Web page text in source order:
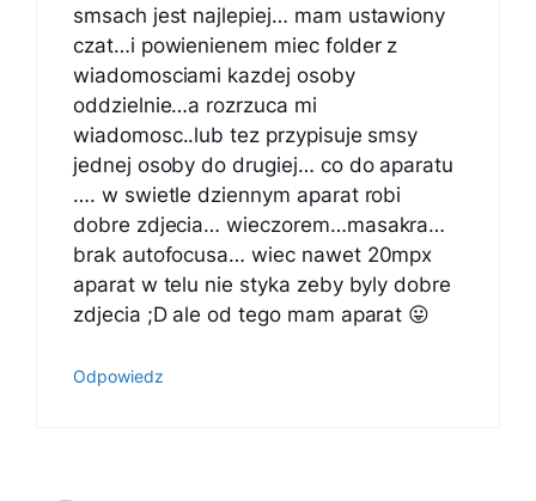
smsach jest najlepiej… mam ustawiony
czat…i powienienem miec folder z
wiadomosciami kazdej osoby
oddzielnie…a rozrzuca mi
wiadomosc..lub tez przypisuje smsy
jednej osoby do drugiej… co do aparatu
…. w swietle dziennym aparat robi
dobre zdjecia… wieczorem…masakra…
brak autofocusa… wiec nawet 20mpx
aparat w telu nie styka zeby byly dobre
zdjecia ;D ale od tego mam aparat 😛
Odpowiedz